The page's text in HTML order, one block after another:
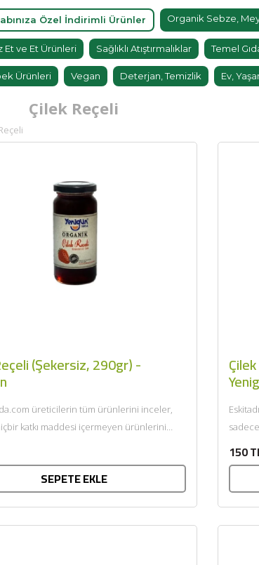
Özel İndirimli Ürünler Organik Sebze,
Et ve Et Ürünleri Sağlıklı Atıştırmalıklar Temel
Ürünleri Vegan Deterjan, Temizlik Ev,
Çilek Reçeli
(Şekersiz, 290gr) -
üreticilerin tüm ürünlerini inceler,
katkı maddesi içermeyen ürünlerini
SEPETE EKLE
150